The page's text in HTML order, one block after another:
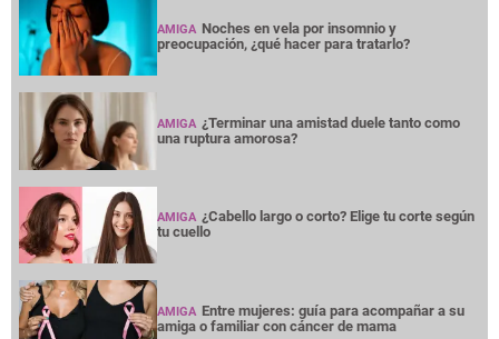
AMIGA Noches en vela por insomnio y
preocupación, ¿qué hacer para tratarlo?
AMIGA ¿Terminar una amistad duele tanto como
una ruptura amorosa?
AMIGA ¿Cabello largo o corto? Elige tu corte según
tu cuello
AMIGA Entre mujeres: guía para acompañar a su
amiga o familiar con cáncer de mama